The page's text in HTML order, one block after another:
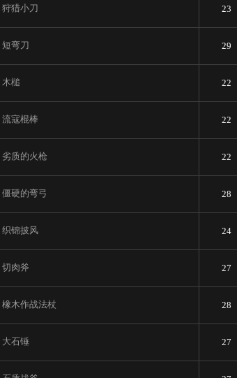
狩猎小刀 23
短弯刀 29
木槌 22
流寇棍棒 22
劣质的火枪 22
僵硬的弯弓 28
织锦披风 24
切肉斧 27
橡木作战法杖 28
大石锤 27